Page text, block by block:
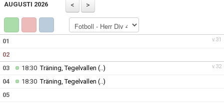
MATCHER
AUGUSTI 2026
v.31
01
02
v.32
03 18:30Träning, Tegelvallen (..)
04
18:30Träning, Tegelvallen (..)
05